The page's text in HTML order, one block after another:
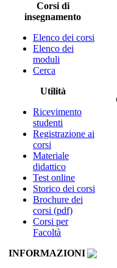
Corsi di
insegnamento
Elenco dei corsi
Elenco dei
moduli
Cerca
Utilità
Ricevimento
studenti
Registrazione ai
corsi
Materiale
didattico
Test online
Storico dei corsi
Brochure dei
corsi (pdf)
Corsi per
Facoltà
INFORMAZIONI